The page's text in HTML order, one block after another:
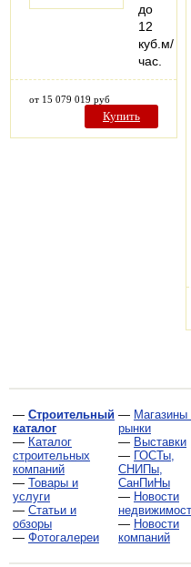
до
12
куб.м/
час.
от 15 079 019 руб
Купить
— Строительный
каталог
— Каталог
строительных
компаний
— Товары и
услуги
— Статьи и
обзоры
— Фотогалереи
— Магазины
рынки
— Выставки
— ГОСТы,
СНИПы,
СанПиНы
— Новости
— Новости
компаний